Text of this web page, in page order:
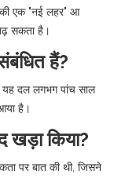
की एक "नई लहर" आ
सकता है।
हैं?
दल लगभग पांच साल
है।
खड़ा किया?
पर बात की थी, जिसने